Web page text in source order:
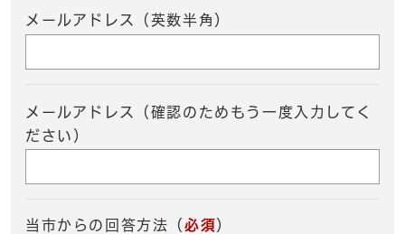
メールアドレス（英数半角）
メールアドレス（確認のためもう一度入力してく
ださい）
当市からの回答方法 （ 必須）